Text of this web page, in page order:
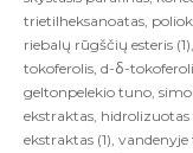
trietilheksanoatas,
riebalų rūgščių esteris
tokoferolis, d-δ-
geltonpelekio tuno,
ekstraktas,
ekstraktas (1),